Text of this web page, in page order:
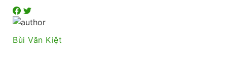
Bùi Văn Kiệt